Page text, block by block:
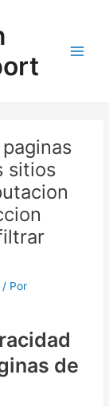
sitios
/ Por
de